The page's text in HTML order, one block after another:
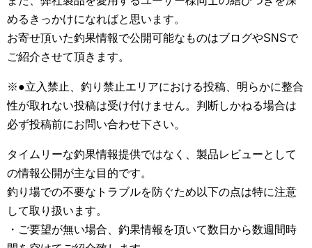
めるきっかけになればと思います。
お寄せ頂いた釣果情報で公開可能なものはブログやSNSで
ご紹介させて頂きます。
※●立入禁止、釣り禁止エリアにおける投稿、明らかに整合
性が取れない投稿は受け付けません。判断しかねる場合は
必ず投稿前にお問い合わせ下さい。
タイムリーな釣果情報提供ではなく、製品レビューとして
の情報公開が主な目的です。
釣り場での不要なトラブルを防ぐため以下の点は特に注意
して取り扱います。
・ご要望が無い場合、釣果情報を頂いて数日から数週間時